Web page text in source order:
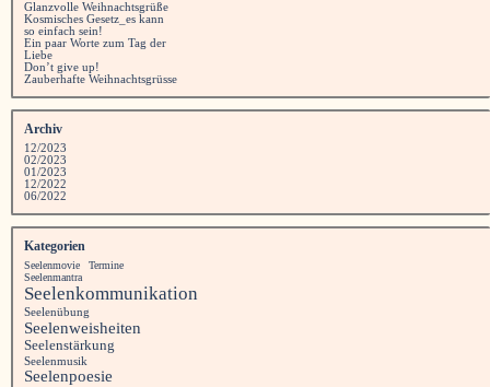
Glanzvolle Weihnachtsgrüße
Kosmisches Gesetz_es kann
so einfach sein!
Ein paar Worte zum Tag der
Liebe
Don’t give up!
Zauberhafte Weihnachtsgrüsse
Archiv
12/2023
02/2023
01/2023
12/2022
06/2022
Kategorien
Seelenmovie
Termine
Seelenmantra
Seelenkommunikation
Seelenübung
Seelenweisheiten
Seelenstärkung
Seelenmusik
Seelenpoesie